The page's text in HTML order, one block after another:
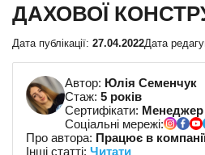
ДАХОВОЇ
Дата публікації: 27.04.2022Дата
Автор: Юлія Семенчук
Стаж: 5 років
Сертифікати: Менеджер
Соціальні мережі:
Про автора: Працює в
Інші статті: Читати